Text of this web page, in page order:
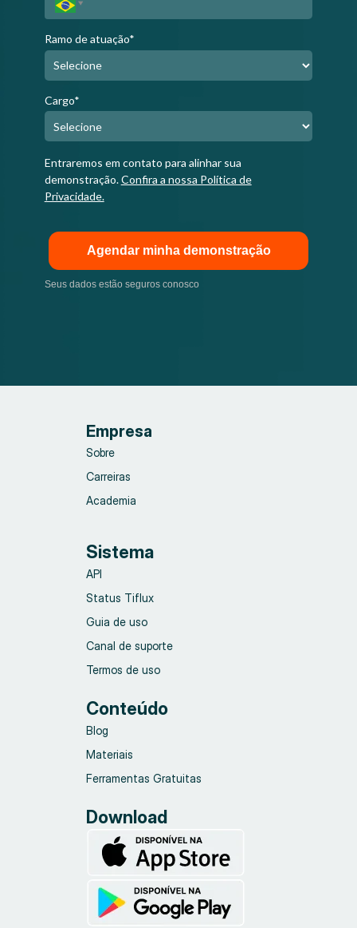
Ramo de atuação*
Cargo*
Entraremos em contato para alinhar sua
demonstração.Confira a nossa Política de
Privacidade.
Agendar minha demonstração
Seus dados estão seguros conosco
Empresa
Sobre
Carreiras
Academia
Sistema
API
Status Tiflux
Guia de uso
Canal de suporte
Termos de uso
Conteúdo
Blog
Materiais
Ferramentas Gratuitas
Download